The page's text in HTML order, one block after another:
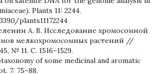
Plants 11: 2244.
plants11172244
А. В. Исследование хромосомной
мелкохромосомных растений //
№ 11. C. 1516–1529.
of some medicinal and aromatic
7: 75–88.